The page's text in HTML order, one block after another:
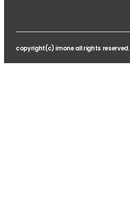
copyright(c) imone all rights reserved.